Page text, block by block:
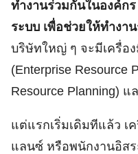
ทำงานร่วมกันในองค์ก
ระบบ เพื่อช่วยให้ทำงา
บริษัทใหญ่ ๆ จะมีเครื่อ
(Enterprise Resource
Resource Planning)
แต่แรกเริ่มเดิมทีแล้ว เ
แลนซ์ หรือพนักงานอิส